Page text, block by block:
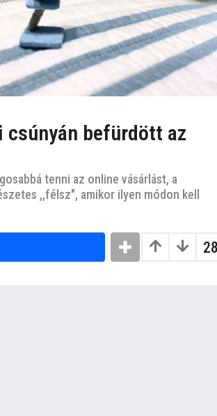
csúnyán befürdött az
tenni az online vásárlást, a
,,félsz", amikor ilyen módon kell